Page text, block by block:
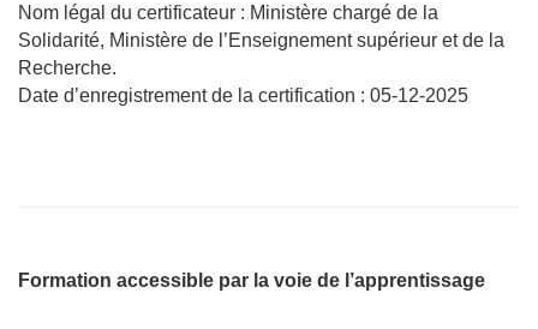
Nom légal du certificateur : Ministère chargé de la
Solidarité, Ministère de l’Enseignement supérieur et de la
Recherche.
Date d’enregistrement de la certification : 05-12-2025
Formation accessible par la voie de l’apprentissage